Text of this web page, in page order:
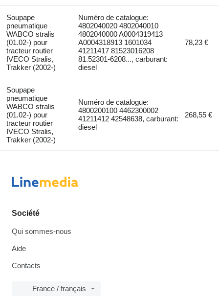
Soupape
pneumatique
WABCO stralis
(01.02-) pour
tracteur routier
IVECO Stralis,
Trakker (2002-)
Numéro de catalogue:
4802040020 4802040010
4802040000 A0004319413
A0004318913 1601034
41211417 81523016208
81.52301-6208..., carburant:
diesel
78,23 €
Soupape
pneumatique
WABCO stralis
(01.02-) pour
tracteur routier
IVECO Stralis,
Trakker (2002-)
Numéro de catalogue:
4800200100 4462300002
41211412 42548638, carburant:
diesel
268,55 €
Société
Qui sommes-nous
Aide
Contacts
France / français